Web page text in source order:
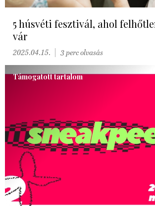
5 húsvéti fesztivál, ahol
vár
2025.04.15. 3 perc olvasás
Támogatott tartalom